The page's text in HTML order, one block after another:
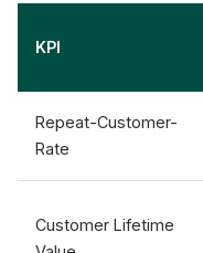
KPI
Repeat-Customer-
Rate
Customer Lifetime